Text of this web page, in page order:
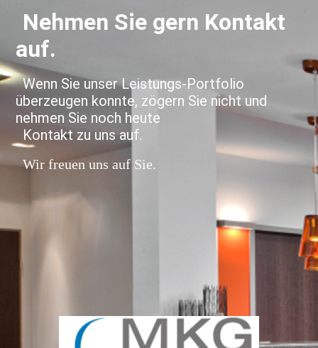
Nehmen Sie gern Kontakt
auf.
Wenn Sie unser Leistungs-Portfolio
überzeugen konnte, zögern Sie nicht und
nehmen Sie noch heute
Kontakt zu uns auf.
Wir freuen uns auf Sie.